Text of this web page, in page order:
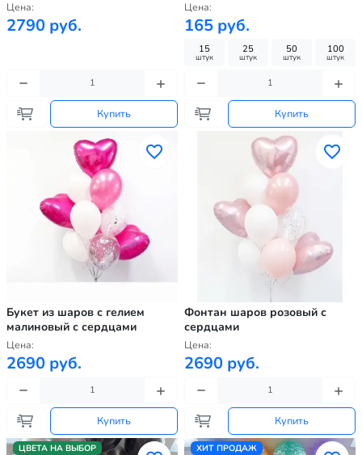
Цена:
2790 руб.
Купить
Цена:
165 руб.
15
штук
25
штук
50
штук
100
штук
Купить
Букет из шаров с гелием
малиновый с сердцами
Цена:
2690 руб.
Купить
Фонтан шаров розовый с
сердцами
Цена:
2690 руб.
Купить
ЦВЕТА НА ВЫБОР
ХИТ ПРОДАЖ